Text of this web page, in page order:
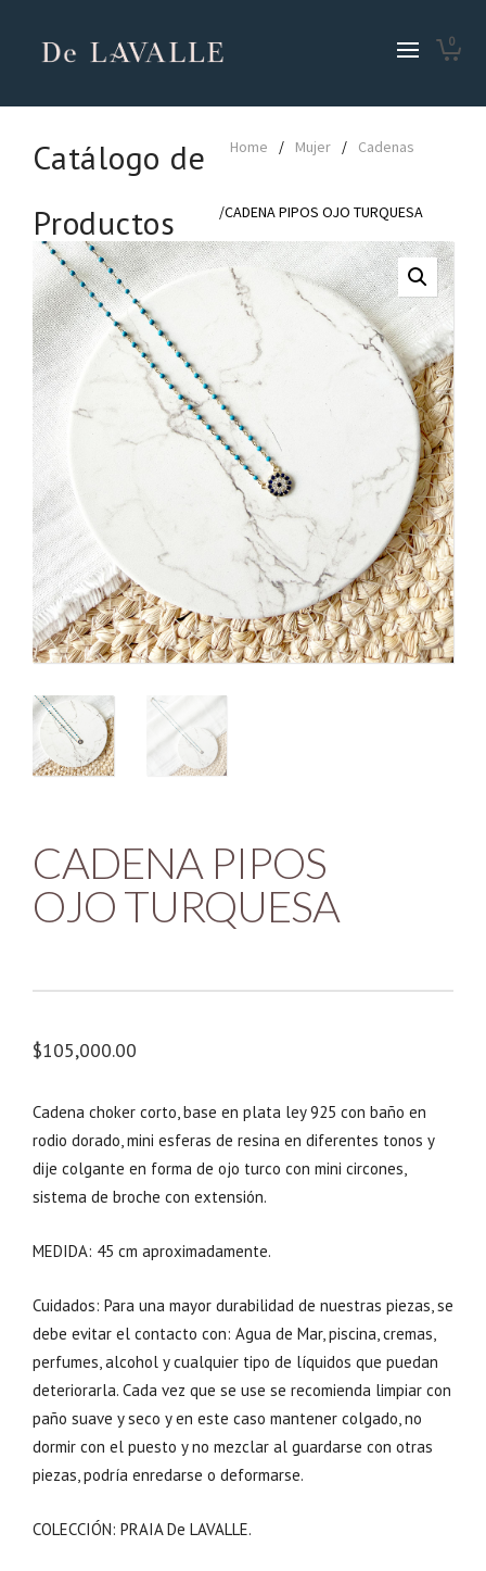
0
Catálogo de
Productos
Home / Mujer / Cadenas
/CADENA PIPOS OJO TURQUESA
CADENA PIPOS
OJO TURQUESA
$105,000.00
Cadena choker corto, base en plata ley 925 con baño en
rodio dorado, mini esferas de resina en diferentes tonos y
dije colgante en forma de ojo turco con mini circones,
sistema de broche con extensión.
MEDIDA: 45 cm aproximadamente.
Cuidados: Para una mayor durabilidad de nuestras piezas, se
debe evitar el contacto con: Agua de Mar, piscina, cremas,
perfumes, alcohol y cualquier tipo de líquidos que puedan
deteriorarla. Cada vez que se use se recomienda limpiar con
paño suave y seco y en este caso mantener colgado, no
dormir con el puesto y no mezclar al guardarse con otras
piezas, podría enredarse o deformarse.
COLECCIÓN: PRAIA De LAVALLE.